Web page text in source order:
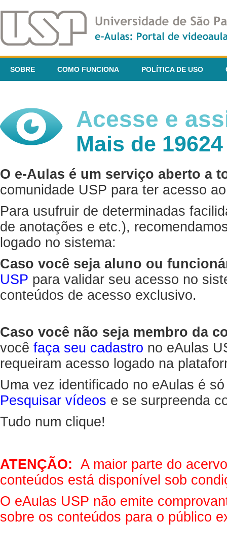
SOBRE COMO FUNCIONA POLÍTICA DE USO
Acesse e
Mais de
O e-Aulas é um serviço aberto a
comunidade USP para ter acesso
Para usufruir de determinadas
de anotações e etc.),
logado no sistema:
Caso você seja aluno ou
USP para validar seu acesso no
conteúdos de acesso exclusivo.
Caso você não seja membro da
você faça seu cadastro no eAulas
requeiram acesso logado na
Uma vez identificado no eAulas é
Pesquisar vídeos e se surpreenda
Tudo num clique!
ATENÇÃO: A maior parte do
conteúdos está disponível sob
O eAulas USP não emite
sobre os conteúdos para o público